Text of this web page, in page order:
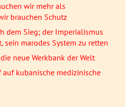
wir mehr als
brauchen Schutz
dem Sieg; der Imperialismus
sein marodes System zu retten
neue Werkbank der Welt
auf kubanische medizinische